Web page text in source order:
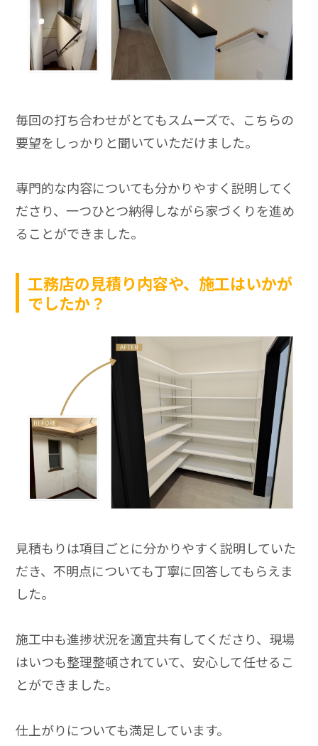
毎回の打ち合わせがとてもスムーズで、こちらの
要望をしっかりと聞いていただけました。
専門的な内容についても分かりやすく説明してく
ださり、一つひとつ納得しながら家づくりを進め
ることができました。
工務店の見積り内容や、施工はいかが
でしたか？
見積もりは項目ごとに分かりやすく説明していた
だき、不明点についても丁寧に回答してもらえま
した。
施工中も進捗状況を適宜共有してくださり、現場
はいつも整理整頓されていて、安心して任せるこ
とができました。
仕上がりについても満足しています。